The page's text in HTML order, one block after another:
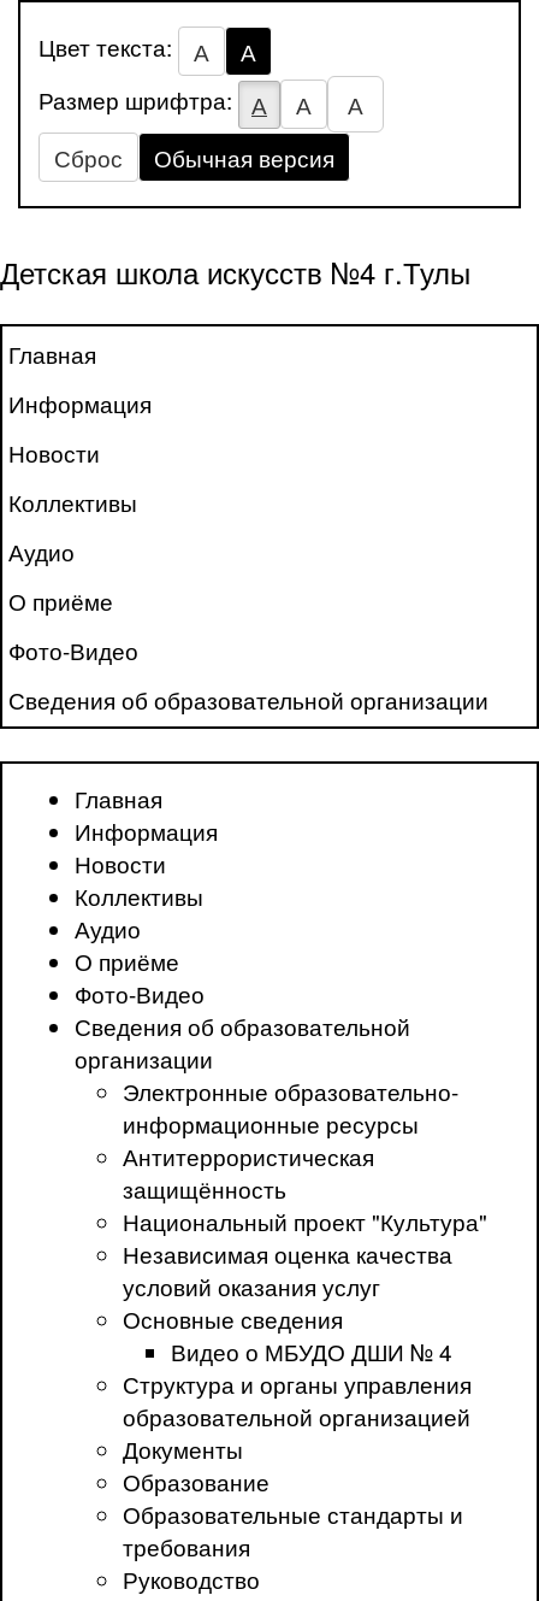
Цвет текста: А
А
Размер шрифтра:
А А
А
Сброс
Обычная версия
Детская школа искусств №4 г.Тулы
Главная
Информация
Новости
Коллективы
Аудио
О приёме
Фото-Видео
Сведения об образовательной организации
Главная
Информация
Новости
Коллективы
Аудио
О приёме
Фото-Видео
Сведения об образовательной
организации
Электронные образовательно-
информационные ресурсы
Антитеррористическая
защищённость
Национальный проект "Культура"
Независимая оценка качества
условий оказания услуг
Основные сведения
Видео о МБУДО ДШИ № 4
Структура и органы управления
образовательной организацией
Документы
Образование
Образовательные стандарты и
требования
Руководство